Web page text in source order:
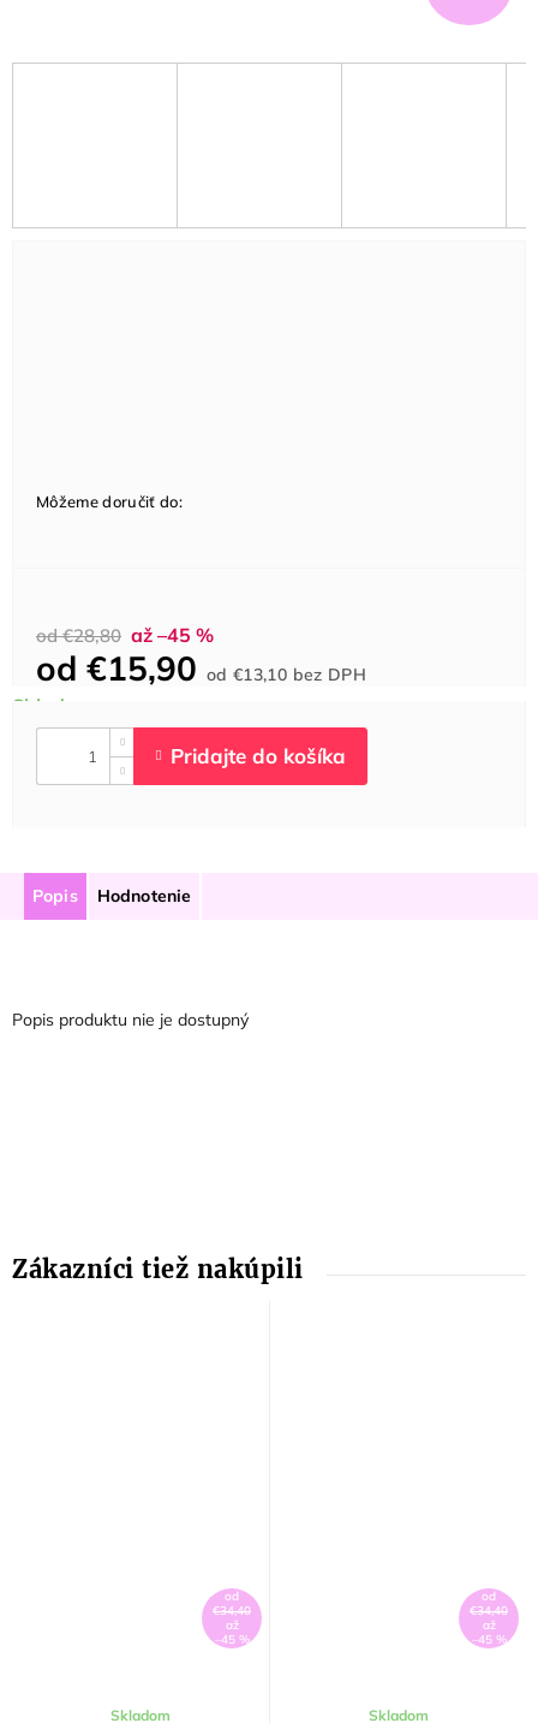
od €28,80 až –45 %
od €15,90 od€13,10 bez DPHcena:
Môžeme doručiť do:
Popis Hodnotenie
Popis produktu nie je dostupný
od
€34,40
až
–45 %
Skladom
od
€34,40
až
–45 %
Skladom